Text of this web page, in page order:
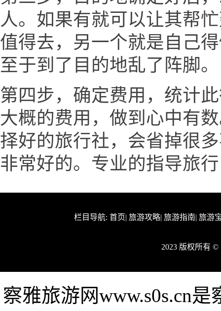
人。如果有就可以让其帮
值得去，另一个就是自己
至于到了目的地乱了阵脚。
第四步，确定费用，统计
大概的费用，做到心中有
择好的旅行社，会省掉很
非常好的。专业的指导旅
栏目导航: 首页| 旅游攻略| 旅游指南| 旅游
2023 版权所有
察雅旅游网www.s0s.cn